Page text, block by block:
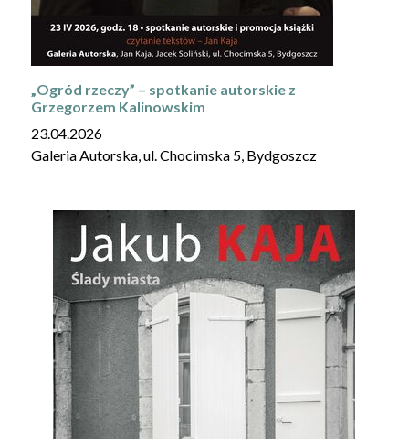
„Ogród rzeczy” – spotkanie autorskie z
Grzegorzem Kalinowskim
23.04.2026
Galeria Autorska, ul. Chocimska 5, Bydgoszcz